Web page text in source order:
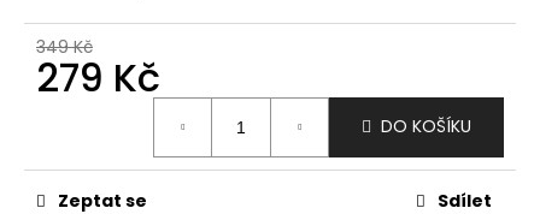
349 Kč
279 Kč
DO KOŠÍKU
Zeptat se Sdílet
u
č
u
e